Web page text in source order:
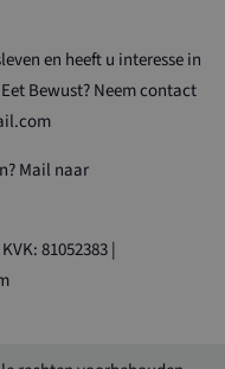
en heeft u interesse in
Bewust? Neem contact
Mail naar
81052383 |